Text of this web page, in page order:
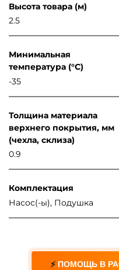
Высота товара (м)
2.5
Минимальная
температура (°C)
-35
Толщина материала
верхнего покрытия, мм
(чехла, склиза)
0.9
Комплектация
Насос(-ы), Подушка
⚡ ПОМОЩЬ В